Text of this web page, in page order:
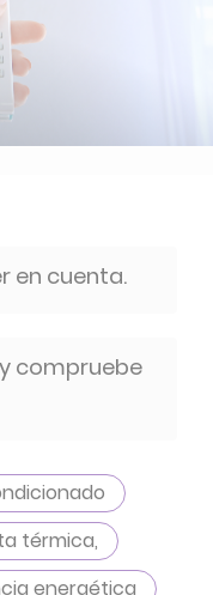
en cuenta.
compruebe
térmica,
energética